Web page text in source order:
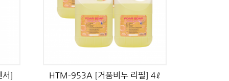
] HTM-953A [거품비누 리필] 4ℓ